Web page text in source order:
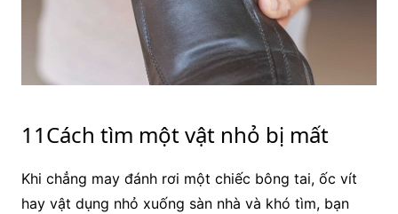
11Cách tìm một vật nhỏ bị mất
Khi chẳng may đánh rơi một chiếc bông tai, ốc vít
hay vật dụng nhỏ xuống sàn nhà và khó tìm, bạn